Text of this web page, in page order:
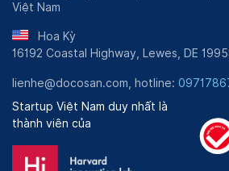
Việt Nam
Hoa Kỳ
16192 Coastal Highway, Lewes, DE
lienhe@docosan.com, hotline:
Startup Việt Nam duy nhất là
thành viên của